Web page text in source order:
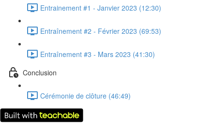
Entrainement #1 - Janvier 2023 (12:30)
Entraînement #2 - Février 2023 (69:53)
Entraînement #3 - Mars 2023 (41:30)
Conclusion
Cérémonie de clôture (46:49)